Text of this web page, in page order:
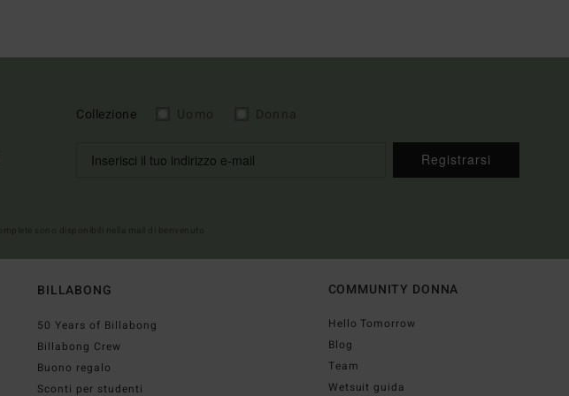
Collezione
Registrarsi
BILLABONG
50 Years of Billabong
Billabong Crew
Buono regalo
Sconti per studenti
COMMUNITY DONNA
Hello Tomorrow
Blog
Team
Wetsuit guida